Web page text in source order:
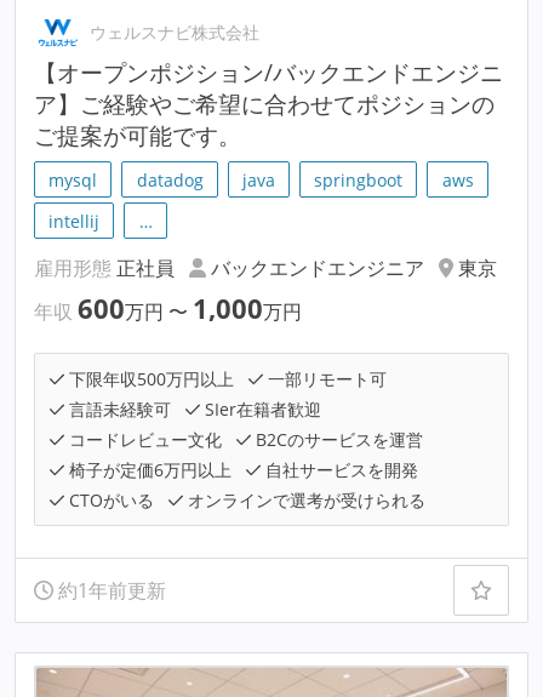
ウェルスナビ株式会社
【オープンポジション/バックエンドエンジニ
ア】ご経験やご希望に合わせてポジションの
ご提案が可能です。
mysql datadog java springboot
aws
intellij
…
雇用形態 正社員 バックエンドエンジニア
東京
年収 600万円 〜 1,000万円
下限年収500万円以上
一部リモート可
言語未経験可
SIer在籍者歓迎
コードレビュー文化
B2Cのサービスを運営
椅子が定価6万円以上
自社サービスを開発
CTOがいる
オンラインで選考が受けられる
約1年前更新